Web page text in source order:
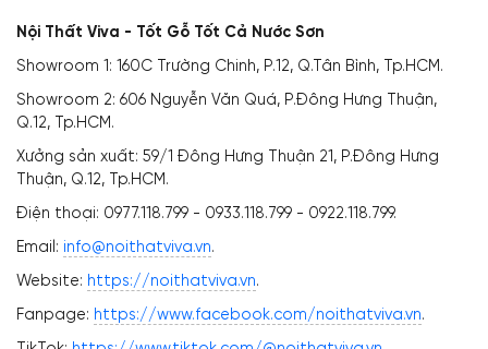
Nội Thất Viva - Tốt Gỗ Tốt Cả Nước Sơn
Showroom 1: 160C Trường Chinh, P.12, Q.Tân Bình, Tp.HCM.
Showroom 2: 606 Nguyễn Văn Quá, P.Đông Hưng Thuận,
Q.12, Tp.HCM.
Xưởng sản xuất: 59/1 Đông Hưng Thuận 21, P.Đông Hưng
Thuận, Q.12, Tp.HCM.
Điện thoại: 0977.118.799 - 0933.118.799 - 0922.118.799.
Email: info@noithatviva.vn.
Website: https://noithatviva.vn.
Fanpage: https://www.facebook.com/noithatviva.vn.